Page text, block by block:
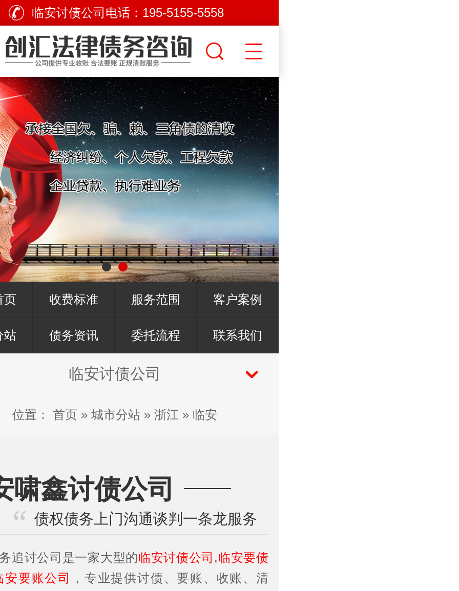
临安讨债公司电话： 195-5155-5558
页 收费标准 服务范围 客户案例
站 债务资讯 委托流程 联系我们
临安讨债公司
位置： 首页 » 城市分站 » 浙江 » 临安
啸鑫讨债公司
债权债务上门沟通谈判一条龙服务
追讨公司是一家大型的临安讨债公司 ,临安要债
安要账公司
，专业提供讨债、要账、收账、清